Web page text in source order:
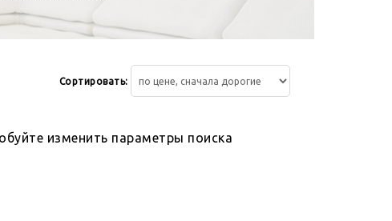
Сортировать:
изменить параметры поиска